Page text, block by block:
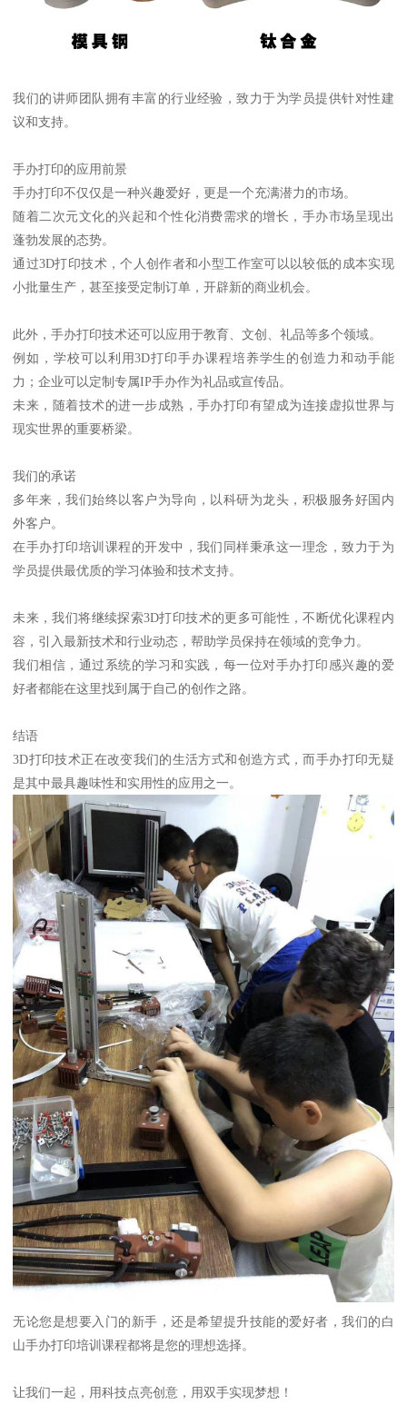
我们的讲师团队拥有丰富的行业经验，致力于为学员提供针对性建
议和支持。
手办打印的应用前景
手办打印不仅仅是一种兴趣爱好，更是一个充满潜力的市场。
随着二次元文化的兴起和个性化消费需求的增长，手办市场呈现出
蓬勃发展的态势。
通过3D打印技术，个人创作者和小型工作室可以以较低的成本实现
小批量生产，甚至接受定制订单，开辟新的商业机会。
此外，手办打印技术还可以应用于教育、文创、礼品等多个领域。
例如，学校可以利用3D打印手办课程培养学生的创造力和动手能
力；企业可以定制专属IP手办作为礼品或宣传品。
未来，随着技术的进一步成熟，手办打印有望成为连接虚拟世界与
现实世界的重要桥梁。
我们的承诺
多年来，我们始终以客户为导向，以科研为龙头，积极服务好国内
外客户。
在手办打印培训课程的开发中，我们同样秉承这一理念，致力于为
学员提供最优质的学习体验和技术支持。
未来，我们将继续探索3D打印技术的更多可能性，不断优化课程内
容，引入最新技术和行业动态，帮助学员保持在领域的竞争力。
我们相信，通过系统的学习和实践，每一位对手办打印感兴趣的爱
好者都能在这里找到属于自己的创作之路。
结语
3D打印技术正在改变我们的生活方式和创造方式，而手办打印无疑
是其中最具趣味性和实用性的应用之一。
无论您是想要入门的新手，还是希望提升技能的爱好者，我们的白
山手办打印培训课程都将是您的理想选择。
让我们一起，用科技点亮创意，用双手实现梦想！